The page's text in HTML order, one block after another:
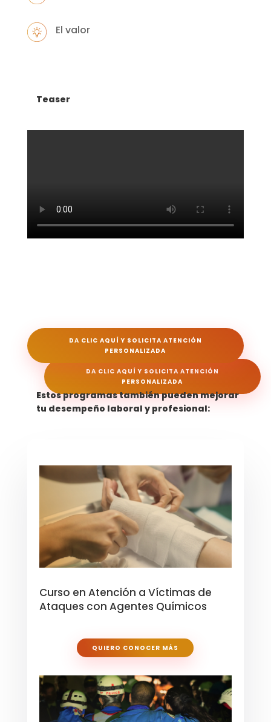
El valor
Teaser
DA CLIC AQUÍ Y SOLICITA ATENCIÓN
PERSONALIZADA
DA CLIC AQUÍ Y SOLICITA ATENCIÓN
PERSONALIZADA
Estos programas también pueden mejorar
tu desempeño laboral y profesional:
Curso en Atención a Víctimas de
Ataques con Agentes Químicos
QUIERO CONOCER MÁS